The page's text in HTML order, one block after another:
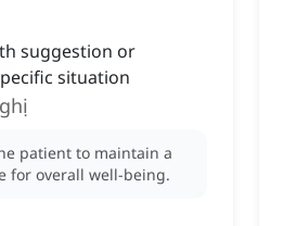
suggestion or
situation
patient to maintain a
for overall well-being.